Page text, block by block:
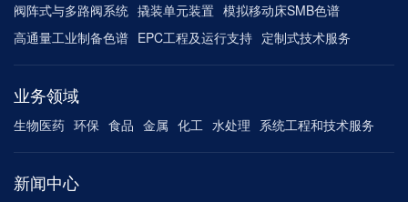
阀阵式与多路阀系统 撬装单元装置 模拟移动床SMB色谱
高通量工业制备色谱 EPC工程及运行支持 定制式技术服务
业务领域
生物医药 环保 食品 金属 化工 水处理 系统工程和技术服务
新闻中心